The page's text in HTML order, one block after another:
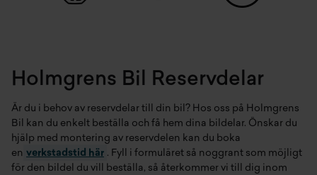
direkt i vår verkstad. På så sätt slipper du hantera delarna själv,
anvisningar.
Varför köpa reservdelar hos Holmgrens Bil i
Jönköping?
Holmgrens Bil Reservdelar
Är du i behov av reservdelar till din bil? Hos oss på Holmgrens
Bil kan du enkelt beställa och få hem dina bildelar. Önskar du
hjälp med montering av reservdelen kan du boka
en verkstadstid här . Fyll i formuläret så noggrant som möjligt
för den bildel du vill beställa, så återkommer vi till dig inom